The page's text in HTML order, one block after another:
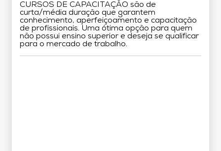
CURSOS DE CAPACITAÇÃO são de
curta/média duração que garantem
conhecimento, aperfeiçoamento e capacitação
de profissionais. Uma ótima opção para quem
não possui ensino superior e deseja se qualificar
para o mercado de trabalho.